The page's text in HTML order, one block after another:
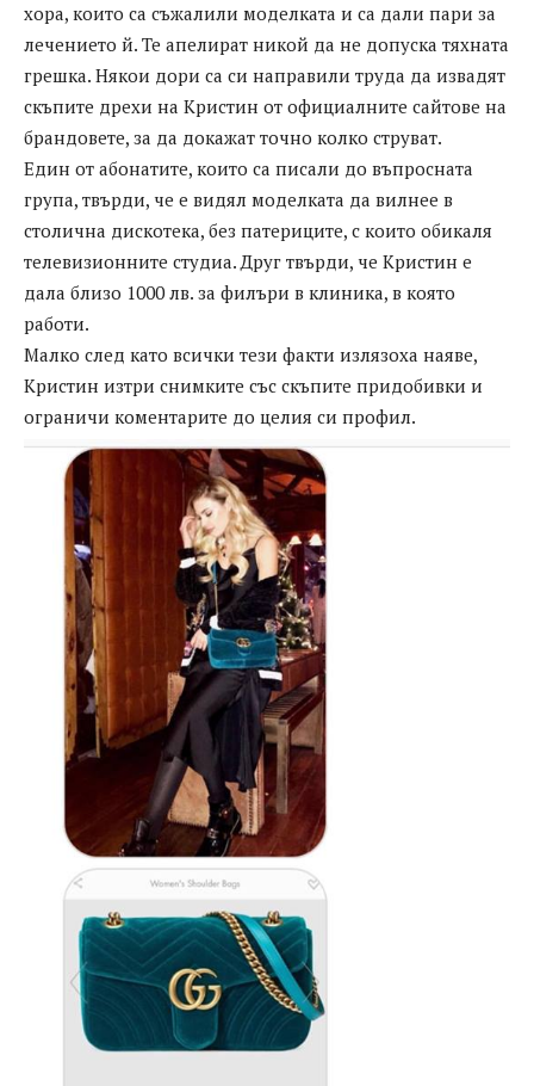
хора, които са съжалили моделката и са дали пари за
лечението й. Те апелират никой да не допуска тяхната
грешка. Някои дори са си направили труда да извадят
скъпите дрехи на Кристин от официалните сайтове на
брандовете, за да докажат точно колко струват.
Един от абонатите, които са писали до въпросната
група, твърди, че е видял моделката да вилнее в
столична дискотека, без патериците, с които обикаля
телевизионните студиа. Друг твърди, че Кристин е
дала близо 1000 лв. за филъри в клиника, в която
работи.
Малко след като всички тези факти излязоха наяве,
Кристин изтри снимките със скъпите придобивки и
ограничи коментарите до целия си профил.